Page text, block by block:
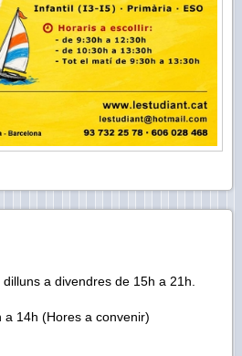
a divendres de 15h a 21h.
a 14h (Hores a convenir)